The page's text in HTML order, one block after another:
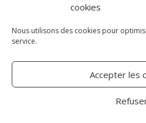
cookies
Nous utilisons des cookies pour
service.
Accepter les